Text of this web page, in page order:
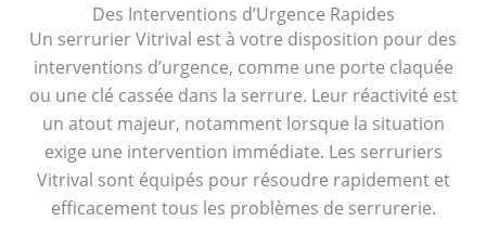
Des Interventions d’Urgence Rapides
Un serrurier Vitrival est à votre disposition pour des
interventions d’urgence, comme une porte claquée
ou une clé cassée dans la serrure. Leur réactivité est
un atout majeur, notamment lorsque la situation
exige une intervention immédiate. Les serruriers
Vitrival sont équipés pour résoudre rapidement et
efficacement tous les problèmes de serrurerie.